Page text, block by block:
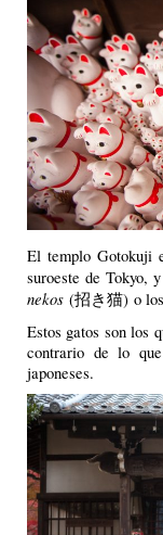
El templo Gotokuji
suroeste de Tokyo,
nekos (招き猫) o los
Estos gatos son los
contrario de lo
japoneses.